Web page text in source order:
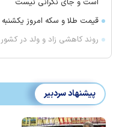
است و جای نگرانی نیست
قیمت طلا و سکه امروز یکشنبه ۱۸ مرداد ۱۴۰۵
روند کاهشی زاد و ولد در کشور
پیشنهاد سردبیر